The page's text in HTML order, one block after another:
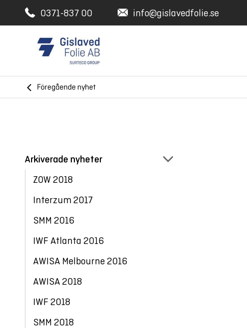
0371-837 00 info@gislavedfolie.se
Föregående nyhet
Arkiverade nyheter
ZOW 2018
Interzum 2017
SMM 2016
IWF Atlanta 2016
AWISA Melbourne 2016
AWISA 2018
IWF 2018
SMM 2018